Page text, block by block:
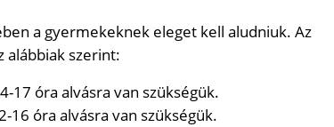
a gyermekeknek eleget kell aludniuk. Az
alábbiak szerint:
17 óra alvásra van szükségük.
16 óra alvásra van szükségük.